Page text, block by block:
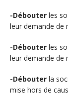
-Débouter les
leur demande de
-Débouter les
leur demande de
-Débouter la
mise hors de